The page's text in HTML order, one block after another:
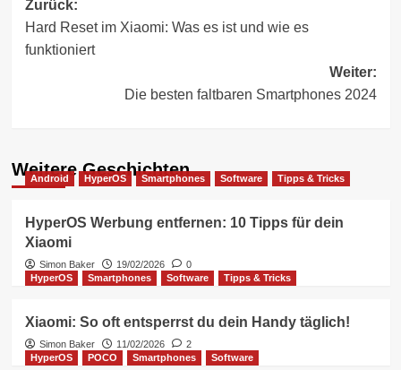
Beitragsnavigation
Zurück:
Hard Reset im Xiaomi: Was es ist und wie es
funktioniert
Weiter:
Die besten faltbaren Smartphones 2024
Weitere Geschichten
Android HyperOS Smartphones Software Tipps & Tricks
HyperOS Werbung entfernen: 10 Tipps für dein
Xiaomi
Simon Baker 19/02/2026
0
HyperOS
Smartphones Software Tipps & Tricks
Xiaomi: So oft entsperrst du dein Handy täglich!
Simon Baker 11/02/2026
2
HyperOS
POCO Smartphones Software